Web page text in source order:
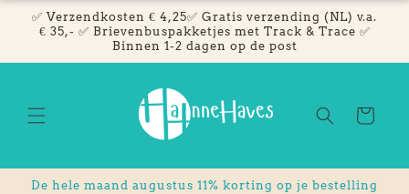
naar de
content
✅ Verzendkosten € 4,25✅ Gratis verzending (NL) v.a.
€ 35,- ✅ Brievenbuspakketjes met Track & Trace ✅
Binnen 1-2 dagen op de post
Winkelwagen
De hele maand augustus 11% korting op je bestelling